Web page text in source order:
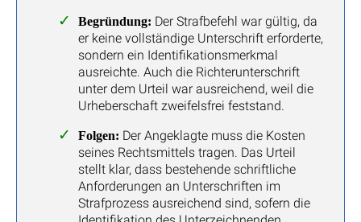
Begründung: Der Strafbefehl war gültig, da
er keine vollständige Unterschrift erforderte,
sondern ein Identifikationsmerkmal
ausreichte. Auch die Richterunterschrift
unter dem Urteil war ausreichend, weil die
Urheberschaft zweifelsfrei feststand.
Folgen: Der Angeklagte muss die Kosten
seines Rechtsmittels tragen. Das Urteil
stellt klar, dass bestehende schriftliche
Anforderungen an Unterschriften im
Strafprozess ausreichend sind, sofern die